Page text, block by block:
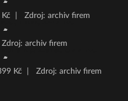
Zdroj: archiv firem
Zdroj: archiv firem
Kč Zdroj: archiv firem